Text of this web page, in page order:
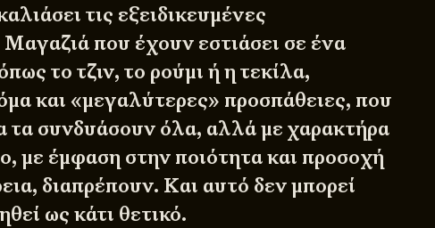
τις εξειδικευμένες
που έχουν εστιάσει σε ένα
το τζιν, το ρούμι ή η τεκίλα,
και «μεγαλύτερες» προσπάθειες, που
τα συνδυάσουν όλα, αλλά με χαρακτήρα
με έμφαση στην ποιότητα και προσοχή
διαπρέπουν. Και αυτό δεν μπορεί
ως κάτι θετικό.